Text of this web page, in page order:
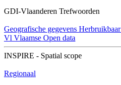
GDI-Vlaanderen Trefwoorden
Geografische gegevens Herbruikbaar
Vl Vlaamse Open data
INSPIRE - Spatial scope
Regionaal